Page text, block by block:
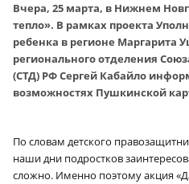
Вчера, 25 марта, в Нижнем
тепло». В рамках проекта
ребенка в регионе Маргарита
регионального отделения
(СТД) РФ Сергей Кабайло
возможностях Пушкинской
По словам детского
наши дни подростков
сложно. Именно поэтому акция